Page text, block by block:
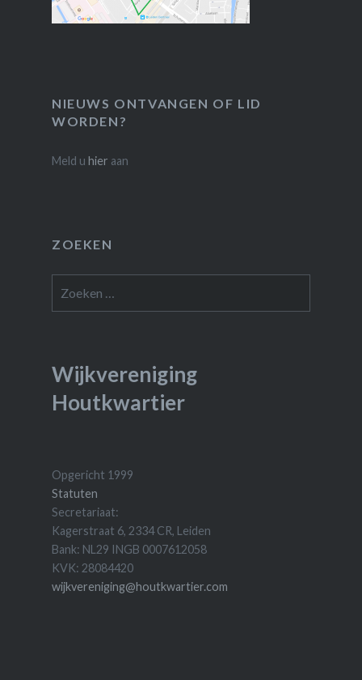
NIEUWS ONTVANGEN OF LID
WORDEN?
Meld u hier aan
ZOEKEN
naar:
Wijkvereniging
Houtkwartier
Opgericht 1999
Statuten
Secretariaat:
Kagerstraat 6, 2334 CR, Leiden
Bank: NL29 INGB 0007612058
KVK: 28084420
wijkvereniging@houtkwartier.com